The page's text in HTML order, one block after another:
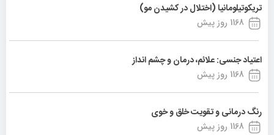
تریکوتیلومانیا (اختلال در کشیدن مو)
1168 روز پیش
اعتیاد جنسی: علائم، درمان و چشم انداز
1168 روز پیش
رنگ درمانی و تقویت خلق و خوی
1168 روز پیش